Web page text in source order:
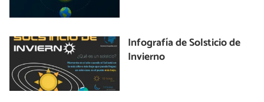
Infografía de Solsticio de
Invierno